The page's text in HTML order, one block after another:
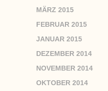
MÄRZ 2015
FEBRUAR 2015
JANUAR 2015
DEZEMBER 2014
NOVEMBER 2014
OKTOBER 2014